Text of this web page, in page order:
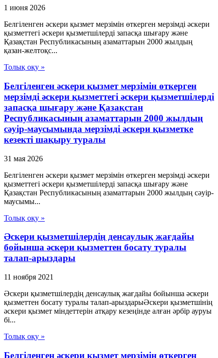
1 июня 2026
Белгіленген әскери қызмет мерзімін өткерген мерзімді әскери
қызметтегі әскери қызметшілерді запасқа шығару және
Қазақстан Республикасының азаматтарын 2000 жылдың
қазан-желтоқс...
Толық оқу »
Белгіленген әскери қызмет мерзімін өткерген
мерзімді әскери қызметтегі әскери қызметшілерді
запасқа шығару және Қазақстан
Республикасының азаматтарын 2000 жылдың
сәуір-маусымында мерзімді әскери қызметке
кезекті шақыру туралы
31 мая 2026
Белгіленген әскери қызмет мерзімін өткерген мерзімді әскери
қызметтегі әскери қызметшілерді запасқа шығару және
Қазақстан Республикасының азаматтарын 2000 жылдың сәуір-
маусымы...
Толық оқу »
Әскери қызметшілердің денсаулық жағдайы
бойынша әскери қызметтен босату туралы
талап-арыздары
11 ноября 2021
Әскери қызметшілердің денсаулық жағдайы бойынша әскери
қызметтен босату туралы талап-арыздарыӘскери қызметшінің
әскери қызмет міндеттерін атқару кезеңінде алған әрбір ауруы
бі...
Толық оқу »
Белгiленген әскери қызмет мерзiмiн өткерген